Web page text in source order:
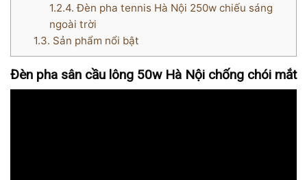
1.2.4. Đèn pha tennis Hà Nội 250w chiếu sáng
ngoài trời
1.3. Sản phẩm nổi bật
Đèn pha sân cầu lông 50w Hà Nội chống chói mắt